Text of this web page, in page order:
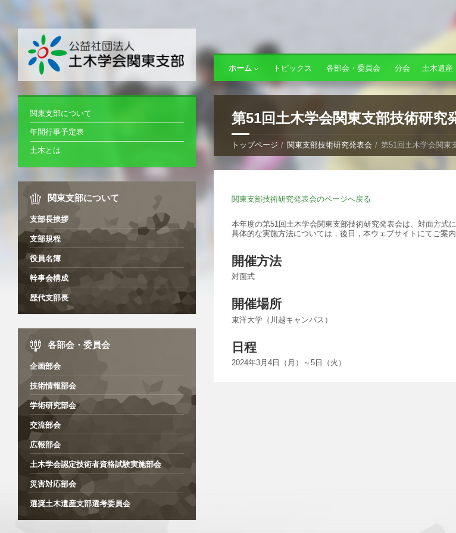
ホーム トピックス 各部会・委員会 分会 土木遺産
第51回土木学会関東支部技術研究
トップページ 関東支部技術研究発表会 第51回土木学会関東
関東支部技術研究発表会のページへ戻る
本年度の第51回土木学会関東支部技術研究発表会は、対面方式
具体的な実施方法については，後日，本ウェブサイトにてご案内
開催方法
対面式
開催場所
東洋大学（川越キャンパス）
日程
2024年3月4日（月）～5日（火）
関東支部について
年間行事予定表
土木とは
関東支部について
支部長挨拶
支部規程
役員名簿
幹事会構成
歴代支部長
各部会・委員会
企画部会
技術情報部会
学術研究部会
交流部会
広報部会
土木学会認定技術者資格試験実施部会
災害対応部会
選奨土木遺産支部選考委員会